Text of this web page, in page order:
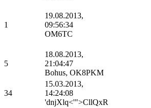
1
19.08.2013,
09:56:34
OM6TC
5
18.08.2013,
21:04:47
Bohus, OK8PKM
34
15.03.2013,
14:24:08
'dnjXlq<'">CllQxR